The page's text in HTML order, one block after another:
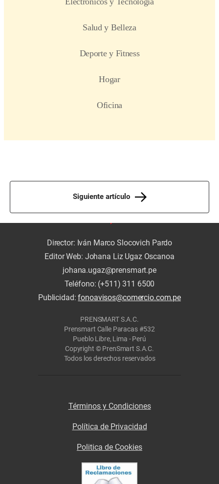
Siguiente artículo
Director: Iván Marco Slocovich Pardo
Editor Web: Johana Liz Ugaz Oscanoa
johana.ugaz@prensmart.pe
Teléfono: (+511) 311 6500
Publicidad:fonoavisos@comercio.com.pe
PRENSMART S.A.C.
Prensmart Calle Paracas #532
Pueblo Libre, Lima - Perú
Copyright © PrenSmart S.A.C.
Todos los derechos reservados
Términos y Condiciones
Política de Privacidad
Politica de Cookies